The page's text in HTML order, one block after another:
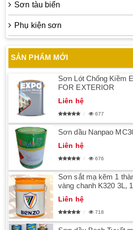
Sơn tàu biển
Phụ kiện sơn
SẢN PHẨM MỚI
Sơn Lót Chống Kiềm
FOR EXTERIOR
Liên hệ
677
Sơn dầu Nanpao
Liên hệ
676
Sơn sắt mạ kẽm 1
vàng chanh K320 3L,
Liên hệ
718